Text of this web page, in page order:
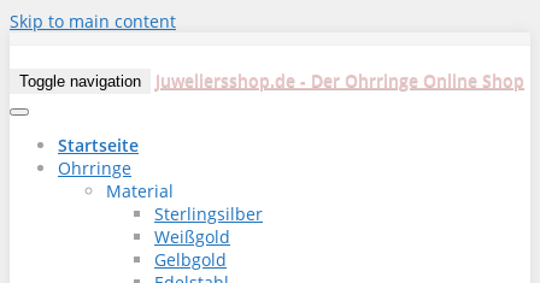
Skip to main content
Toggle navigation Juweliersshop.de - Der Ohrringe Online Shop
Startseite
Ohrringe
Material
Sterlingsilber
Weißgold
Gelbgold